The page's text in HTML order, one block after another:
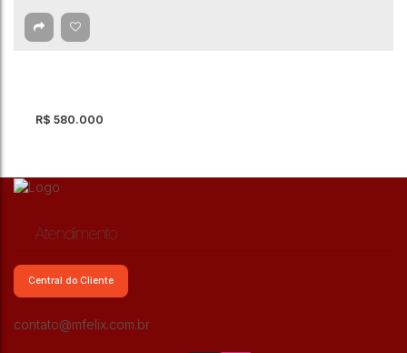
Galpão à Venda, Jardim Santa Cecília -
Guarulhos
R$ 580.000
Atendimento
Central do Cliente
contato@mfelix.com.br